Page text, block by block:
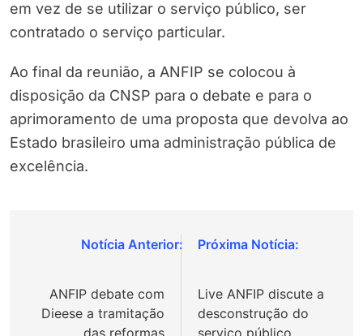
em vez de se utilizar o serviço público, ser
contratado o serviço particular.
Ao final da reunião, a ANFIP se colocou à
disposição da CNSP para o debate e para o
aprimoramento de uma proposta que devolva ao
Estado brasileiro uma administração pública de
excelência.
Navegação
Post
ANFIP debate com
Dieese a tramitação
Live ANFIP discute a
desconstrução do